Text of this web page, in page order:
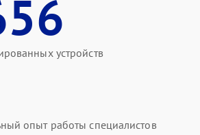
устройств
опыт работы специалистов